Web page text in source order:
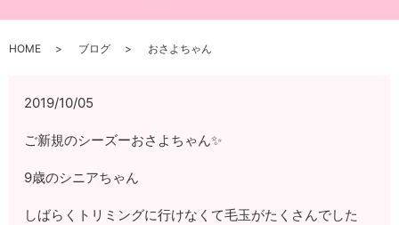
HOME ブログ おさよちゃん
2019/10/05
ご新規のシーズーおさよちゃん✨
9歳のシニアちゃん
しばらくトリミングに行けなくて毛玉がたくさんでした